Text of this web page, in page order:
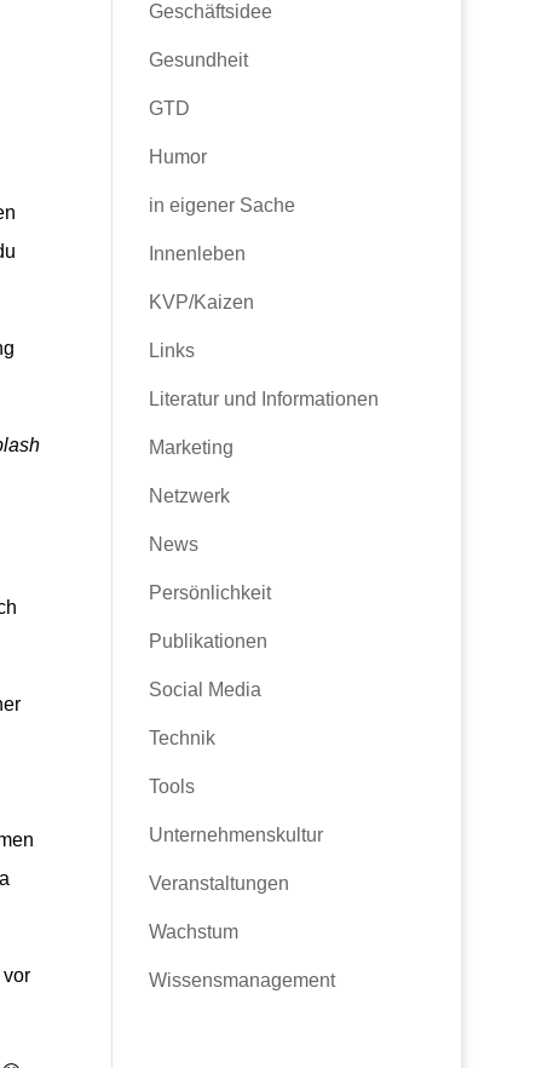
Geschäftsidee
Gesundheit
GTD
Humor
in eigener Sache
Innenleben
KVP/Kaizen
Links
Literatur und Informationen
Marketing
Netzwerk
News
Persönlichkeit
Publikationen
Social Media
Technik
Tools
Unternehmenskultur
Veranstaltungen
Wachstum
Wissensmanagement